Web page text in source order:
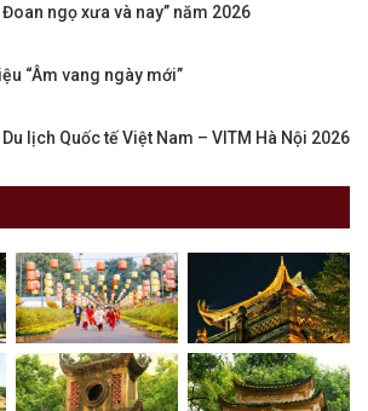
ngọ xưa và nay” năm 2026
“Âm vang ngày mới”
lịch Quốc tế Việt Nam – VITM Hà Nội 2026